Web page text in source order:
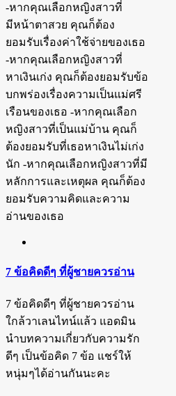
-หากคุณเลือกหญิงสาวที่
มีหน้าตาสวย คุณก็ต้อง
ยอมรับเรื่องค่าใช้จ่ายของเธอ
-หากคุณเลือกหญิงสาวที่
หาเงินเก่ง คุณก็ต้องยอมรับข้อ
บกพร่องเรื่องความเป็นแม่ศรี
เรือนของเธอ -หากคุณเลือก
หญิงสาวที่เป็นแม่บ้าน คุณก็
ต้องยอมรับที่เธอหาเงินไม่เก่ง
นัก -หากคุณเลือกหญิงสาวที่มี
หลักการและเหตุผล คุณก็ต้อง
ยอมรับความคิดและความ
อ่านของเธอ
7 ข้อคิดดีๆ ที่ผู้ชายควรอ่าน
7 ข้อคิดดีๆ ที่ผู้ชายควรอ่าน
ใกล้วาเลนไทน์แล้ว แอดมิน
นำบทความเกี่ยวกับความรัก
ดีๆ เป็นข้อคิด 7 ข้อ แชร์ให้
หนุ่มๆได้อ่านกันนะคะ